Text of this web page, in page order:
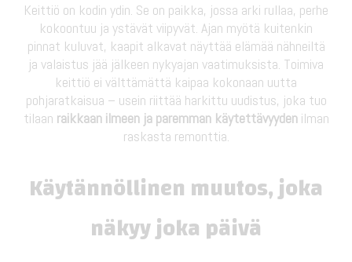
Keittiö on kodin ydin. Se on paikka, jossa arki rullaa, perhe
kokoontuu ja ystävät viipyvät. Ajan myötä kuitenkin
pinnat kuluvat, kaapit alkavat näyttää elämää nähneiltä
ja valaistus jää jälkeen nykyajan vaatimuksista. Toimiva
keittiö ei välttämättä kaipaa kokonaan uutta
pohjaratkaisua – usein riittää harkittu uudistus, joka tuo
tilaan raikkaan ilmeen ja paremman käytettävyydenilman
raskasta remonttia.
Käytännöllinen muutos, joka
näkyy joka päivä